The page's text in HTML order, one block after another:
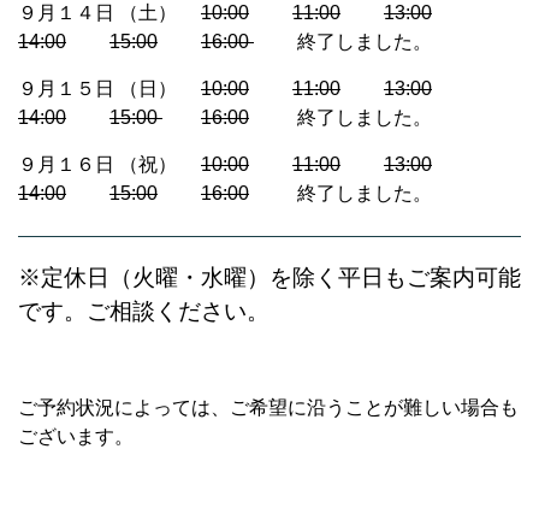
９月１４日 （土） 10:00 11:00
13:00
14:00
15:00 16:00 終了しました。
９月１５日 （日） 10:00 11:00
13:00
14:00
15:00 16:00 終了しました。
９月１６日 （祝） 10:00 11:00
13:00
14:00
15:00 16:00 終了しました。
※定休日（火曜・水曜）を除く平日もご案内可能
です。ご相談ください。
ご予約状況によっては、ご希望に沿うことが難しい場合も
ございます。